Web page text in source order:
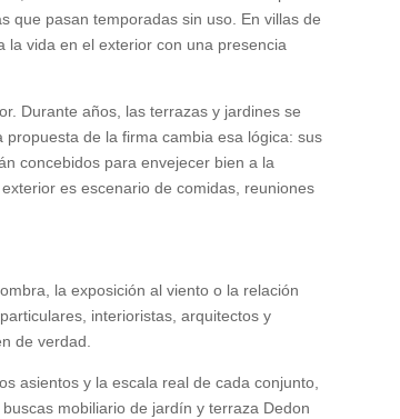
que pasan temporadas sin uso. En villas de
la vida en el exterior con una presencia
Durante años, las terrazas y jardines se
de la firma cambia esa lógica: sus
concebidos para envejecer bien a la
es escenario de comidas, reuniones
la exposición al viento o la relación
interioristas, arquitectos y
de verdad.
asientos y la escala real de cada conjunto,
mobiliario de jardín y terraza Dedon